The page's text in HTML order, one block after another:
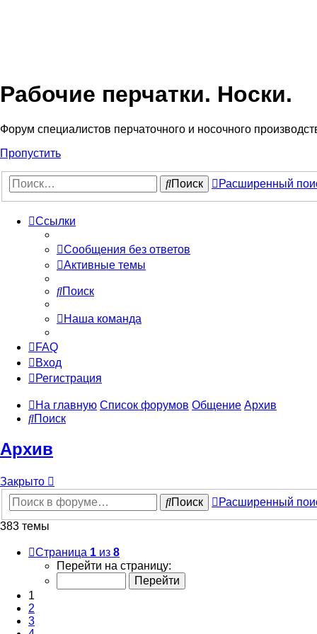
Рабочие перчатки. Носки.
Форум специалистов перчаточного и носочного
Пропустить
Поиск Расширенный
Ссылки
Сообщения без ответов
Активные темы
Поиск
Наша команда
FAQ
Вход
Регистрация
На главную Список форумов Общение Архив
Поиск
Архив
Закрыто
Поиск
Расширенный
383 темы
Страница 1 из 8
Перейти на страницу:
1
2
3